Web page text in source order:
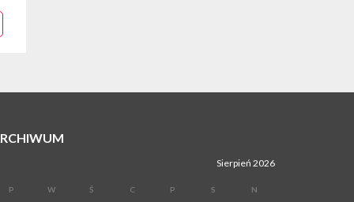
WYDARZENIA
LIPNICA MUROWANA. Na święcie gminy zagra
Sierpień 2026
P W Ś C P S N